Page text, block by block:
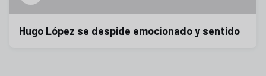
Hugo López se despide emocionado y sentido